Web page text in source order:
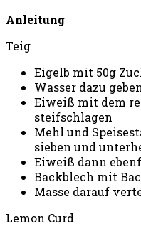
Anleitung
Teig
Eigelb mit 50g
Wasser dazu
Eiweiß mit dem
steifschlagen
Mehl und
sieben und
Eiweiß dann
Backblech mit
Masse darauf
Lemon Curd